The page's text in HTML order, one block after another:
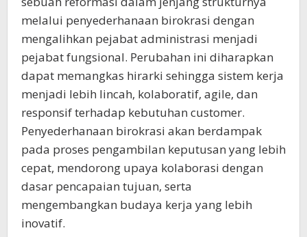
melalui penyederhanaan birokrasi dengan
mengalihkan pejabat administrasi menjadi
pejabat fungsional. Perubahan ini diharapkan
dapat memangkas hirarki sehingga sistem kerja
menjadi lebih lincah, kolaboratif, agile, dan
responsif terhadap kebutuhan customer.
Penyederhanaan birokrasi akan berdampak
pada proses pengambilan keputusan yang lebih
cepat, mendorong upaya kolaborasi dengan
dasar pencapaian tujuan, serta
mengembangkan budaya kerja yang lebih
inovatif.